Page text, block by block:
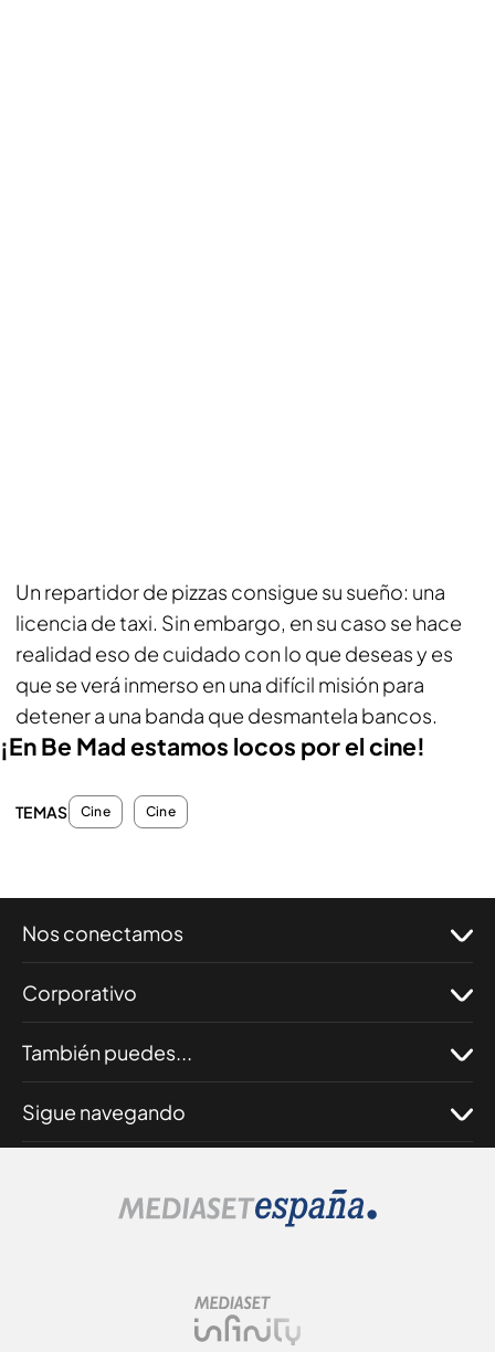
Un repartidor de pizzas consigue su sueño: una
licencia de taxi. Sin embargo, en su caso se hace
realidad eso de cuidado con lo que deseas y es
que se verá inmerso en una difícil misión para
detener a una banda que desmantela bancos.
¡En Be Mad estamos locos por el cine!
TEMAS Cine Cine
Nos conectamos
Corporativo
También puedes...
Sigue navegando